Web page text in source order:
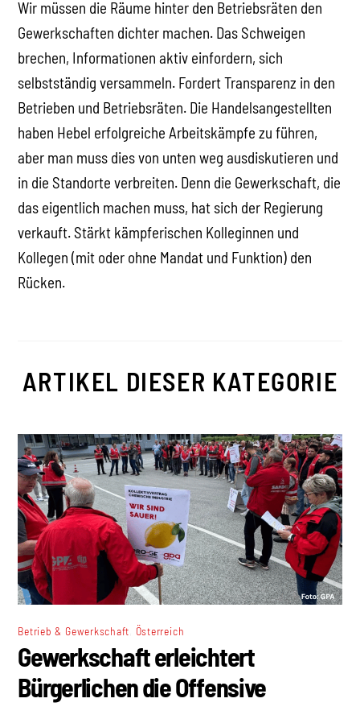
Wir müssen die Räume hinter den Betriebsräten den
Gewerkschaften dichter machen. Das Schweigen
brechen, Informationen aktiv einfordern, sich
selbstständig versammeln. Fordert Transparenz in den
Betrieben und Betriebsräten. Die Handelsangestellten
haben Hebel erfolgreiche Arbeitskämpfe zu führen,
aber man muss dies von unten weg ausdiskutieren und
in die Standorte verbreiten. Denn die Gewerkschaft, die
das eigentlich machen muss, hat sich der Regierung
verkauft. Stärkt kämpferischen Kolleginnen und
Kollegen (mit oder ohne Mandat und Funktion) den
Rücken.
ARTIKEL DIESER KATEGORIE
Betrieb & Gewerkschaft Österreich
Gewerkschaft erleichtert
Bürgerlichen die Offensive